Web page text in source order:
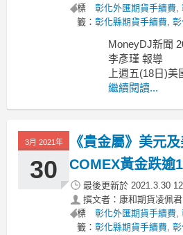
標
籤：
彰化外匯期貨手續費,
彰化縣期貨手續費,
MoneyDJ新聞
李彥瑾 報導
上週五(18日)
低，2年期公債
因聯準會(Fed)
Bullard)透露，
繼續閱讀...
3月 2021年
30
《貴金屬》美元
COMEX黃金跌逾
最後更新於 2021.3.30
撰文者：康和期貨凌佩君
標
籤：
彰化外匯期貨手續費,
彰化縣期貨手續費,